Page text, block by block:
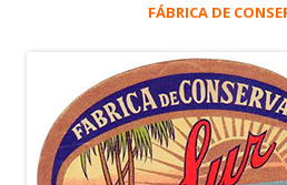
FÁBRICA DE